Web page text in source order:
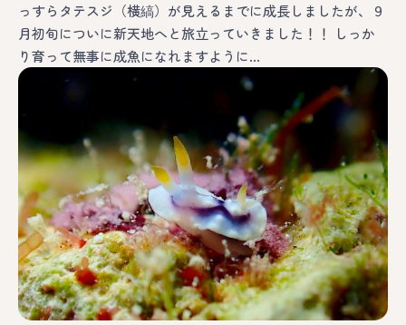
っすらタテスジ（横縞）が見えるまでに成長しましたが、９
月初旬についに新天地へと旅立っていきました！！ しっか
り育って無事に成魚になれますように…